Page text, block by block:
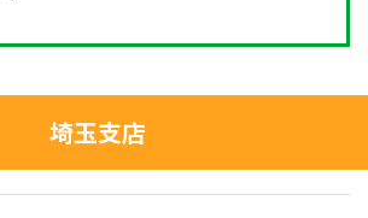
埼玉支店